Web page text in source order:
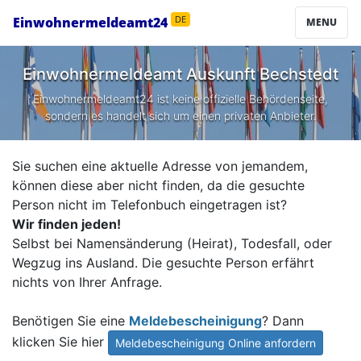
Einwohnermeldeamt24 DE MENU
Einwohnermeldeamt AuskunftBechstedt
Einwohnermeldeamt24 ist keine offizielle Behördenseite,
sondern es handelt sich um einen privaten Anbieter.
Sie suchen eine aktuelle Adresse von jemandem,
können diese aber nicht finden, da die gesuchte
Person nicht im Telefonbuch eingetragen ist?
Wir finden jeden!
Selbst bei Namensänderung (Heirat), Todesfall, oder
Wegzug ins Ausland. Die gesuchte Person erfährt
nichts von Ihrer Anfrage.
Benötigen Sie eine Meldebescheinigung? Dann
klicken Sie hier
Meldebescheinigung Online anfordern